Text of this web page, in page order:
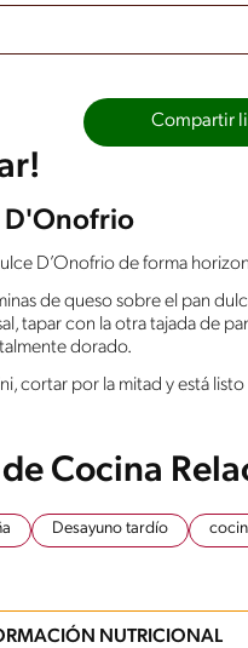
Compartir
D'Onofrio
D’Onofrio de forma
de queso sobre el pan
tapar con la otra tajada de
dorado.
cortar por la mitad y está
Cocina
Desayuno tardío
NUTRICIONAL